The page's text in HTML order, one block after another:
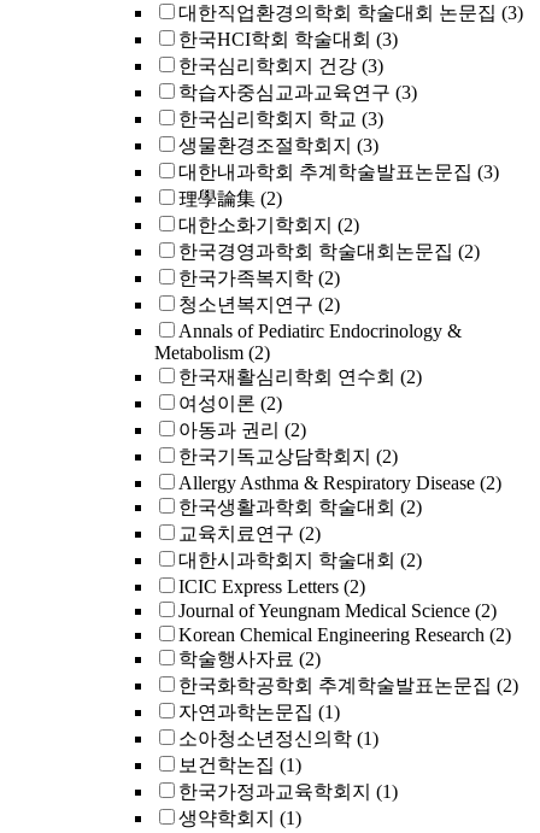
대한직업환경의학회 학술대회 논문집 (3)
한국HCI학회 학술대회 (3)
한국심리학회지 건강 (3)
학습자중심교과교육연구 (3)
한국심리학회지 학교 (3)
생물환경조절학회지 (3)
대한내과학회 추계학술발표논문집 (3)
理學論集 (2)
대한소화기학회지 (2)
한국경영과학회 학술대회논문집 (2)
한국가족복지학 (2)
청소년복지연구 (2)
Annals of Pediatirc Endocrinology &
Metabolism (2)
한국재활심리학회 연수회 (2)
여성이론 (2)
아동과 권리 (2)
한국기독교상담학회지 (2)
Allergy Asthma & Respiratory Disease (2)
한국생활과학회 학술대회 (2)
교육치료연구 (2)
대한시과학회지 학술대회 (2)
ICIC Express Letters (2)
Journal of Yeungnam Medical Science (2)
Korean Chemical Engineering Research (2)
학술행사자료 (2)
한국화학공학회 추계학술발표논문집 (2)
자연과학논문집 (1)
소아청소년정신의학 (1)
보건학논집 (1)
한국가정과교육학회지 (1)
생약학회지 (1)